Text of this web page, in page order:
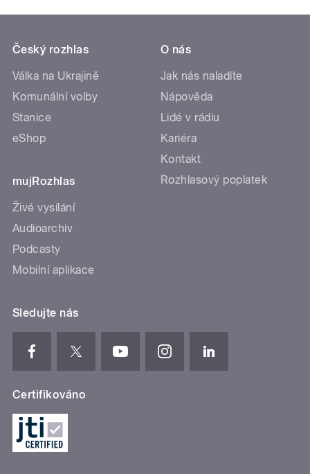
Český rozhlas
Válka na Ukrajině
Komunální volby
Stanice
eShop
mujRozhlas
Živé vysílání
Audioarchiv
Podcasty
Mobilní aplikace
O nás
Jak nás naladíte
Nápověda
Lidé v rádiu
Kariéra
Kontakt
Rozhlasový poplatek
Sledujte nás
Certifikováno